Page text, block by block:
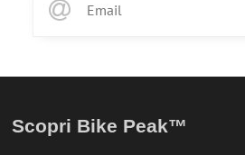
Scopri Bike Peak™